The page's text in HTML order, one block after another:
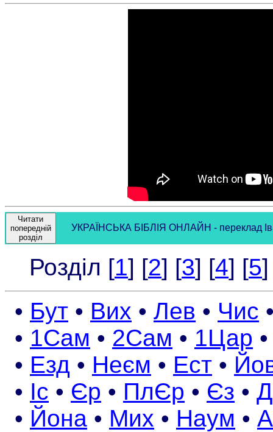
Читати
попередній
розділ
УКРАЇНСЬКА БІБЛІЯ ОНЛАЙН - переклад
Розділ [1] [2] [3] [4] [5
• Бут • Вих • Лев • Чис
• 1Сам • 2Сам • 1Цар
• Езд • Неєм • Ест •
• Іс • Єр • ПлЄр • Єз •
• Йона • Мих • Наум •